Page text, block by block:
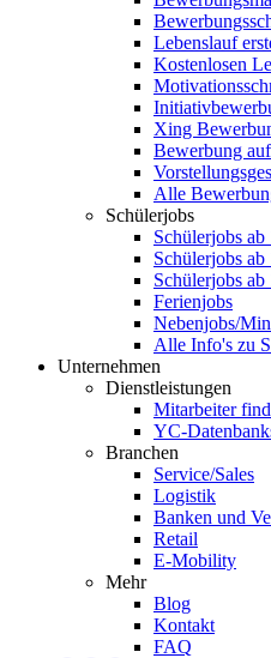
Lebenslauf
Kostenlosen
Xing
Bewerbung
Alle
Schülerjobs
Schülerjobs ab
Schülerjobs ab
Schülerjobs ab
Ferienjobs
Nebenjobs/
Alle Info's zu
Unternehmen
Dienstleistungen
Mitarbeiter
YC-
Branchen
Service/Sales
Logistik
Banken und
Retail
E-Mobility
Mehr
Blog
Kontakt
FAQ